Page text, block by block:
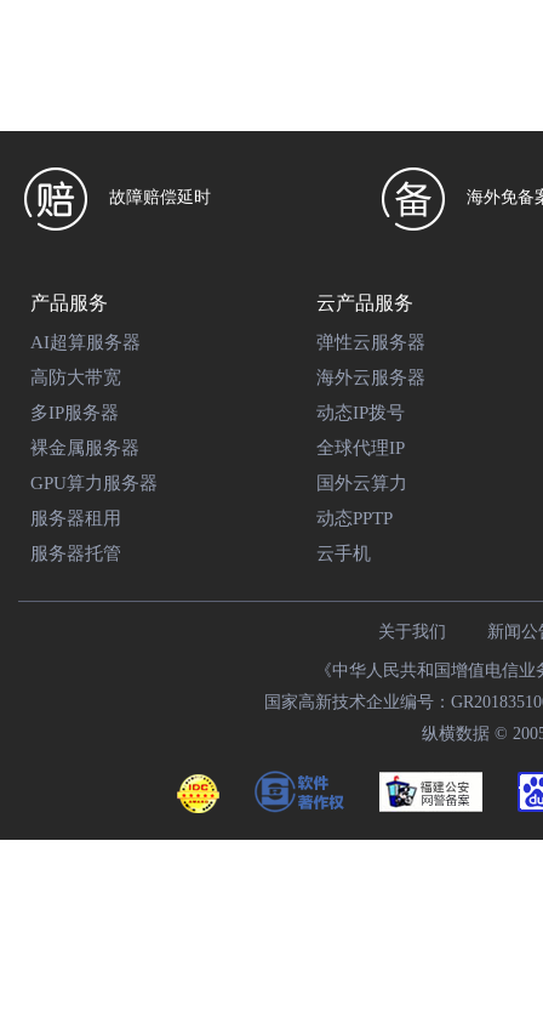
故障赔偿延时 海外免备
产品服务
AI超算服务器
高防大带宽
多IP服务器
裸金属服务器
GPU算力服务器
服务器租用
服务器托管
云产品服务
弹性云服务器
海外云服务器
动态IP拨号
全球代理IP
国外云算力
动态PPTP
云手机
关于我们 新闻公
《中华人民共和国增值电信
国家高新技术企业编号：
纵横数据 ©